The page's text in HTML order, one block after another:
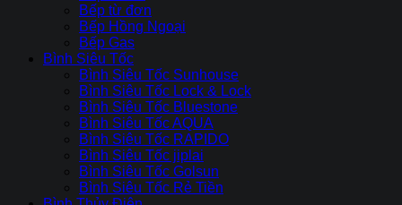
Bếp từ đơn
Bếp Hồng Ngoại
Bếp Gas
Bình Siêu Tốc
Bình Siêu Tốc Sunhouse
Bình Siêu Tốc Lock & Lock
Bình Siêu Tốc Bluestone
Bình Siêu Tốc AQUA
Bình Siêu Tốc RAPIDO
Bình Siêu Tốc jiplai
Bình Siêu Tốc Golsun
Bình Siêu Tốc Rẻ Tiền